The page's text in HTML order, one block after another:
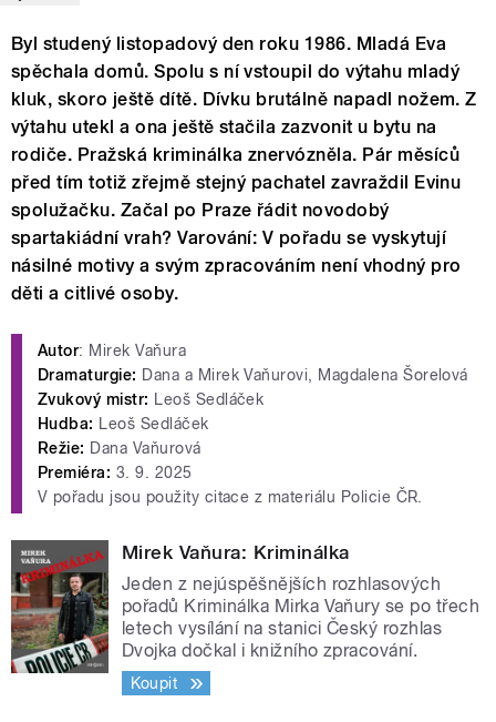
Byl studený listopadový den roku 1986. Mladá Eva
spěchala domů. Spolu s ní vstoupil do výtahu mladý
kluk, skoro ještě dítě. Dívku brutálně napadl nožem. Z
výtahu utekl a ona ještě stačila zazvonit u bytu na
rodiče. Pražská kriminálka znervózněla. Pár měsíců
před tím totiž zřejmě stejný pachatel zavraždil Evinu
spolužačku. Začal po Praze řádit novodobý
spartakiádní vrah? Varování: V pořadu se vyskytují
násilné motivy a svým zpracováním není vhodný pro
děti a citlivé osoby.
Autor: Mirek Vaňura
Dramaturgie: Dana a Mirek Vaňurovi, Magdalena Šorelová
Zvukový mistr: Leoš Sedláček
Hudba: Leoš Sedláček
Režie: Dana Vaňurová
Premiéra: 3. 9. 2025
V pořadu jsou použity citace z materiálu Policie ČR.
Mirek Vaňura: Kriminálka
Jeden z nejúspěšnějších rozhlasových
pořadů Kriminálka Mirka Vaňury se po třech
letech vysílání na stanici Český rozhlas
Dvojka dočkal i knižního zpracování.
Koupit